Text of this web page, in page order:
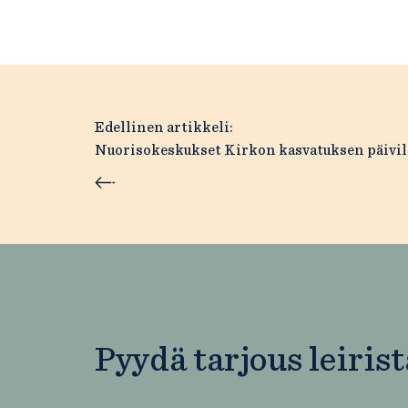
Artikkelien
Edellinen artikkeli:
Nuorisokeskukset Kirkon kasvatuksen
Pyydä tarjous